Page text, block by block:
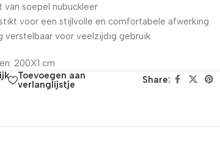
van soepel nubuckleer
voor een stijlvolle en comfortabele afwerking
verstelbaar voor veelzijdig gebruik
200X1 cm
Toevoegen aan
verlanglijstje
Share: